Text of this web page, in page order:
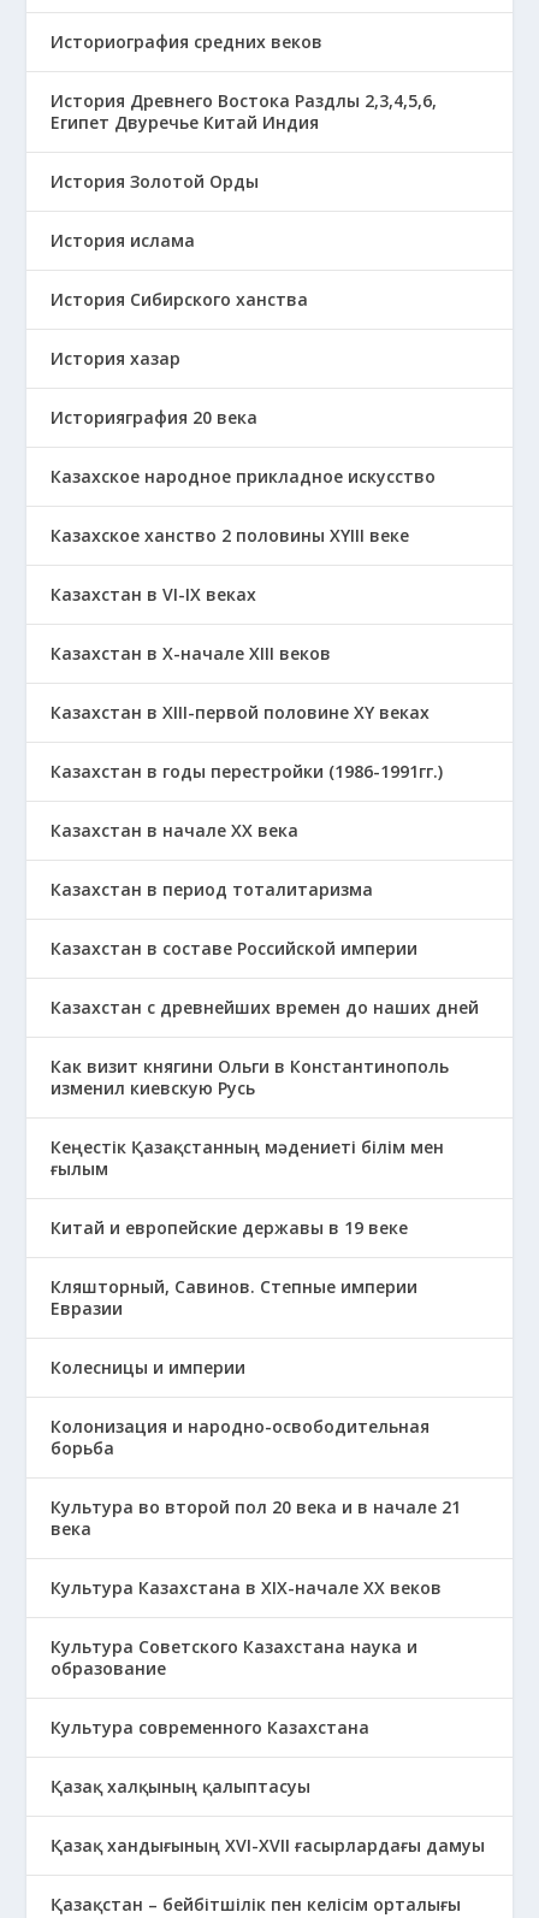
Историография средних веков
История Древнего Востока Раздлы 2,3,4,5,6,
Египет Двуречье Китай Индия
История Золотой Орды
История ислама
История Сибирского ханства
История хазар
Историяграфия 20 века
Казахское народное прикладное искусство
Казахское ханство 2 половины ХҮІІІ веке
Казахстан в VI-IX веках
Казахстан в X-начале XIII веков
Казахстан в XIII-первой половине ХҮ веках
Казахстан в годы перестройки (1986-1991гг.)
Казахстан в начале ХХ века
Казахстан в период тоталитаризма
Казахстан в составе Российской империи
Казахстан с древнейших времен до наших дней
Как визит княгини Ольги в Константинополь
изменил киевскую Русь
Кеңестік Қазақстанның мәдениеті білім мен
ғылым
Китай и европейские державы в 19 веке
Кляшторный, Савинов. Степные империи
Евразии
Колесницы и империи
Колонизация и народно-освободительная
борьба
Культура во второй пол 20 века и в начале 21
века
Культура Казахстана в ХІХ-начале ХХ веков
Культура Советского Казахстана наука и
образование
Культура современного Казахстана
Қазақ халқының қалыптасуы
Қазақ хандығының XVI-XVII ғасырлардағы дамуы
Қазақстан – бейбітшілік пен келісім орталығы